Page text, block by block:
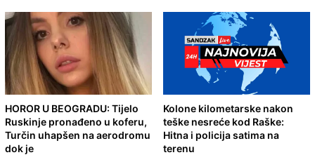
HOROR U BEOGRADU: Tijelo
Ruskinje pronađeno u koferu,
Turčin uhapšen na aerodromu
dok je
Kolone kilometarske nakon
teške nesreće kod Raške:
Hitna i policija satima na
terenu